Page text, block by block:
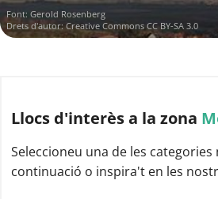
Font: Gerold Rosenberg
Drets d'autor:Creative Commons CC BY-SA 3.0
Llocs d'interèsa la zona
Seleccioneu una de les
continuació o inspira't en les